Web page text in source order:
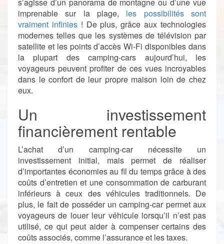
s’agisse d’un panorama de montagne ou d’une vue
imprenable sur la plage, les possibilités sont
vraiment infinies! De plus, grâce aux technologies
modernes telles que les systèmes de télévision par
satellite et les points d’accès Wi-Fi disponibles dans
la plupart des camping-cars aujourd’hui, les
voyageurs peuvent profiter de ces vues incroyables
dans le confort de leur propre maison loin de chez
eux.
Un investissement
financièrement rentable
L’achat d’un camping-car nécessite un
investissement initial, mais permet de réaliser
d’importantes économies au fil du temps grâce à des
coûts d’entretien et une consommation de carburant
inférieurs à ceux des véhicules traditionnels. De
plus, le fait de posséder un camping-car permet aux
voyageurs de louer leur véhicule lorsqu’il n’est pas
utilisé, ce qui peut aider à compenser certains des
coûts associés, comme l’assurance et les taxes.